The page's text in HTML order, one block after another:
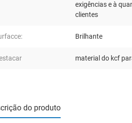
exigências e à
clientes
Brilhante
material do kcf
do produto